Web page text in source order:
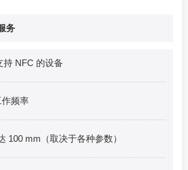
务
持 NFC 的设备
作频率
100 mm（取决于各种参数）